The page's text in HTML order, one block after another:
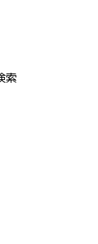
索